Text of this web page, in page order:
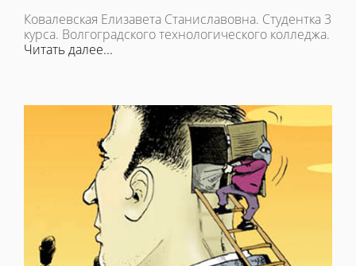
Ковалевская Елизавета Станиславовна. Студентка 3
курса. Волгоградского технологического колледжа.
Читать далее...